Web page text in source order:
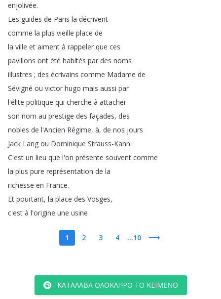
enjolivée.
Les guides de Paris la décrivent
comme la plus vieille place de
la ville et aiment à rappeler que ces
pavillons ont été habités par des noms
illustres ; des écrivains comme Madame de
Sévigné ou victor hugo mais aussi par
l'élite politique qui cherche à attacher
son nom au prestige des façades, des
nobles de l'Ancien Régime, à, de nos jours
Jack Lang ou Dominique Strauss-Kahn.
C'est un lieu que l'on présente souvent comme
la plus pure représentation de la
richesse en France.
Et pourtant, la place des Vosges,
c'est à l'origine une usine
1 2 3 4 ...10
ΚΑΤΆΛΑΒΑ ΟΛΌΚΛΗΡΟ ΤΟ ΚΕΊΜΕΝΟ